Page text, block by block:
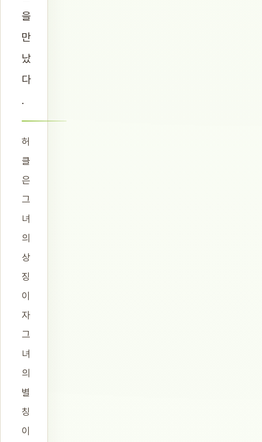
을
만
났
다
.
허
클
은
그
녀
의
상
징
이
자
그
녀
의
별
칭
이